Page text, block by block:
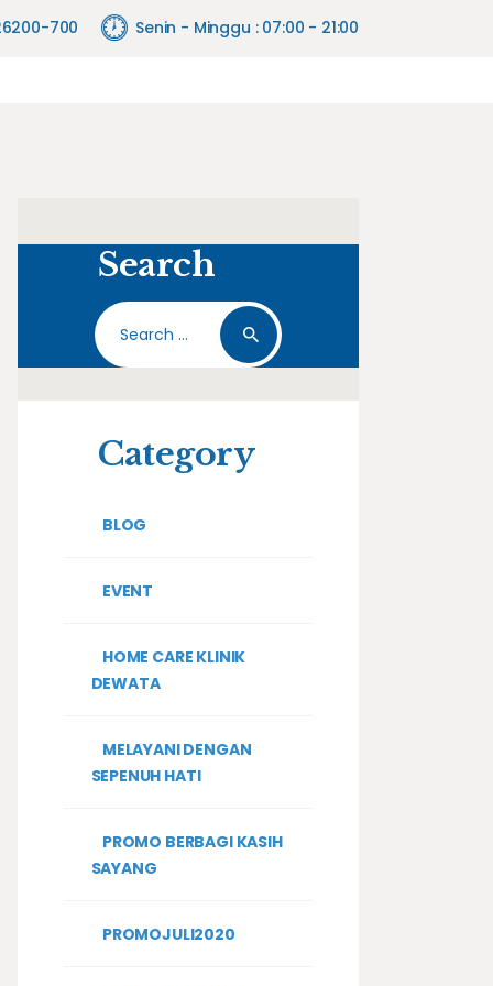
700 Senin - Minggu : 07:00 - 21:00
Search
Search
for:
Category
BLOG
EVENT
HOME CARE KLINIK
DEWATA
MELAYANI DENGAN
SEPENUH HATI
PROMO BERBAGI KASIH
SAYANG
PROMOJULI2020